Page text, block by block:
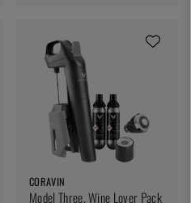
CORAVIN
Model Three, Wine Lover Pack